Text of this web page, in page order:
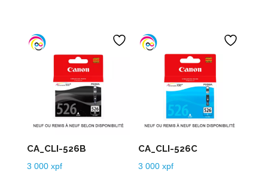
CA_CLI-526B
3 000 xpf
CA_CLI-526C
3 000xpf